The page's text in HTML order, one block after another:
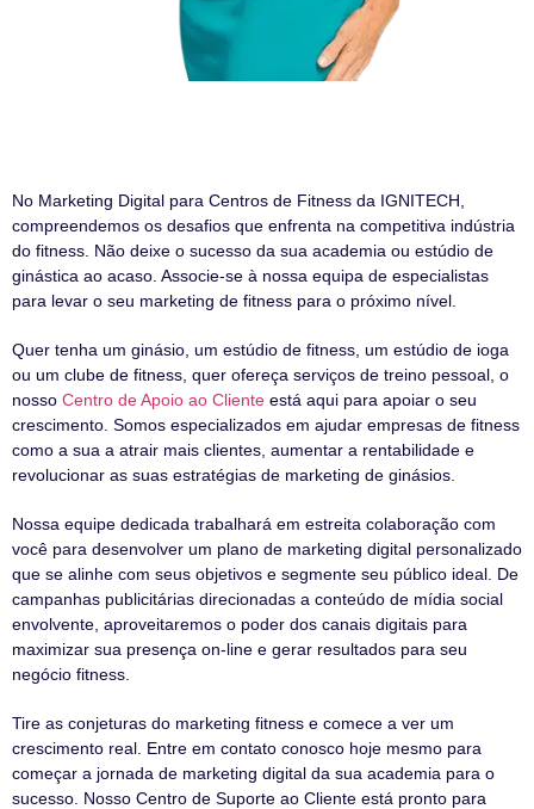
No Marketing Digital para Centros de Fitness da IGNITECH,
compreendemos os desafios que enfrenta na competitiva indústria
do fitness. Não deixe o sucesso da sua academia ou estúdio de
ginástica ao acaso. Associe-se à nossa equipa de especialistas
para levar o seu marketing de fitness para o próximo nível.
Quer tenha um ginásio, um estúdio de fitness, um estúdio de ioga
ou um clube de fitness, quer ofereça serviços de treino pessoal, o
nosso Centro de Apoio ao Cliente está aqui para apoiar o seu
crescimento. Somos especializados em ajudar empresas de fitness
como a sua a atrair mais clientes, aumentar a rentabilidade e
revolucionar as suas estratégias de marketing de ginásios.
Nossa equipe dedicada trabalhará em estreita colaboração com
você para desenvolver um plano de marketing digital personalizado
que se alinhe com seus objetivos e segmente seu público ideal. De
campanhas publicitárias direcionadas a conteúdo de mídia social
envolvente, aproveitaremos o poder dos canais digitais para
maximizar sua presença on-line e gerar resultados para seu
negócio fitness.
Tire as conjeturas do marketing fitness e comece a ver um
crescimento real. Entre em contato conosco hoje mesmo para
começar a jornada de marketing digital da sua academia para o
sucesso. Nosso Centro de Suporte ao Cliente está pronto para